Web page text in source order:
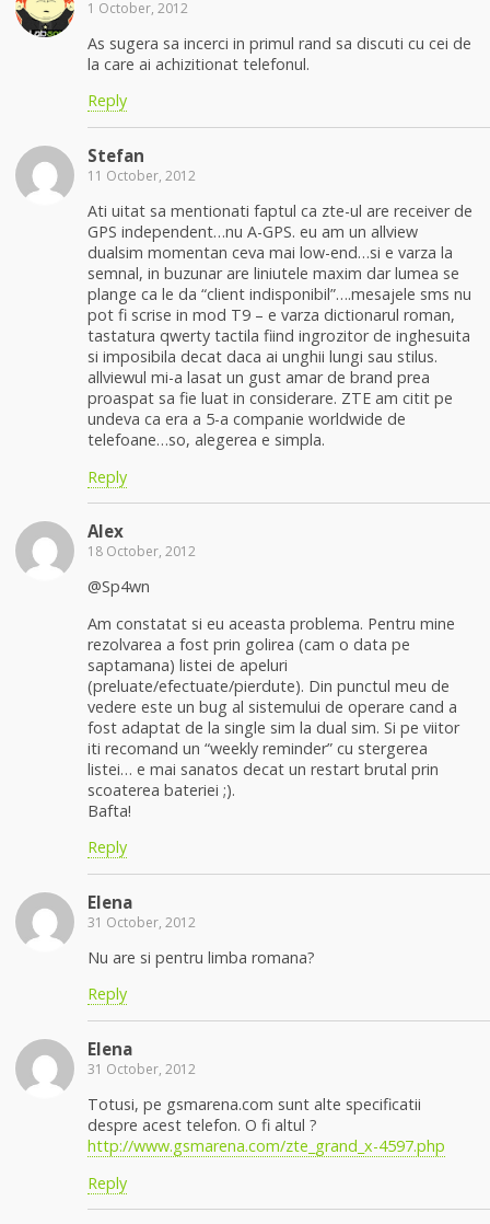
1 October, 2012
As sugera sa incerci in primul rand sa discuti cu cei de
la care ai achizitionat telefonul.
Reply
Stefan
11 October, 2012
Ati uitat sa mentionati faptul ca zte-ul are receiver de
GPS independent…nu A-GPS. eu am un allview
dualsim momentan ceva mai low-end…si e varza la
semnal, in buzunar are liniutele maxim dar lumea se
plange ca le da “client indisponibil”….mesajele sms nu
pot fi scrise in mod T9 – e varza dictionarul roman,
tastatura qwerty tactila fiind ingrozitor de inghesuita
si imposibila decat daca ai unghii lungi sau stilus.
allviewul mi-a lasat un gust amar de brand prea
proaspat sa fie luat in considerare. ZTE am citit pe
undeva ca era a 5-a companie worldwide de
telefoane…so, alegerea e simpla.
Reply
Alex
18 October, 2012
@Sp4wn
Am constatat si eu aceasta problema. Pentru mine
rezolvarea a fost prin golirea (cam o data pe
saptamana) listei de apeluri
(preluate/efectuate/pierdute). Din punctul meu de
vedere este un bug al sistemului de operare cand a
fost adaptat de la single sim la dual sim. Si pe viitor
iti recomand un “weekly reminder” cu stergerea
listei… e mai sanatos decat un restart brutal prin
scoaterea bateriei ;).
Bafta!
Reply
Elena
31 October, 2012
Nu are si pentru limba romana?
Reply
Elena
31 October, 2012
Totusi, pe gsmarena.com sunt alte specificatii
despre acest telefon. O fi altul ?
http://www.gsmarena.com/zte_grand_x-4597.php
Reply